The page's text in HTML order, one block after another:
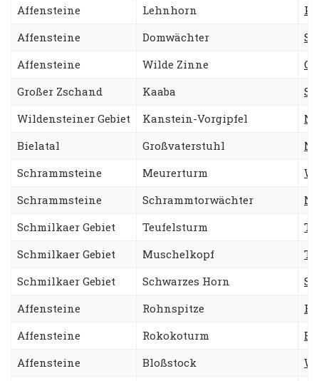
Affensteine
Lehnhorn
Affensteine
Domwächter
Affensteine
Wilde Zinne
Großer Zschand
Kaaba
Wildensteiner Gebiet
Kanstein-Vorgipfel
Bielatal
Großvaterstuhl
Schrammsteine
Meurerturm
Schrammsteine
Schrammtorwächter
Schmilkaer Gebiet
Teufelsturm
Schmilkaer Gebiet
Muschelkopf
Schmilkaer Gebiet
Schwarzes Horn
Affensteine
Rohnspitze
Affensteine
Rokokoturm
Affensteine
Bloßstock